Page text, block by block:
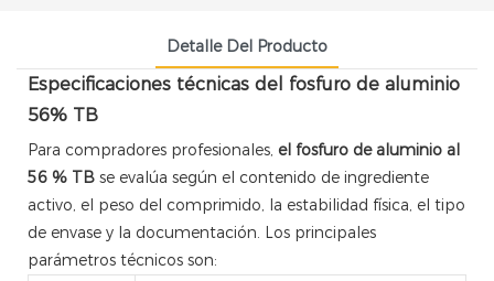
Detalle Del Producto
Especificaciones técnicas del fosfuro de aluminio
56% TB
Para compradores profesionales, el fosfuro de aluminio al
56 % TB se evalúa según el contenido de ingrediente
activo, el peso del comprimido, la estabilidad física, el tipo
de envase y la documentación. Los principales
parámetros técnicos son: